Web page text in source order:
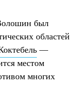
был
областей
—
местом
многих